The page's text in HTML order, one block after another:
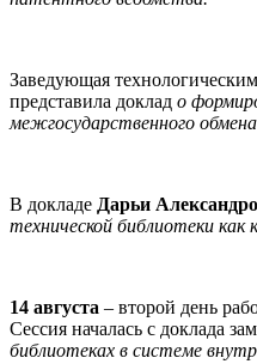
Заведующая
представила доклад о
межгосударственного
В докладе Дарьи
технической библиотеки
14 августа – второй день
Сессия началась с доклада
библиотеках в системе